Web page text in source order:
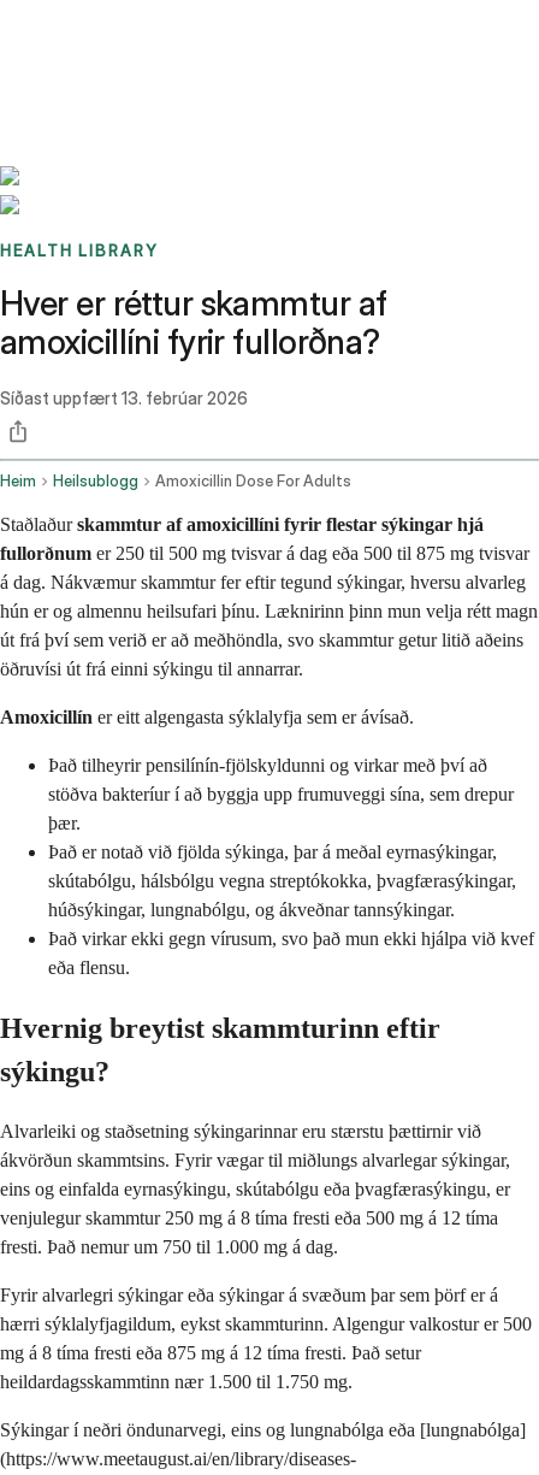
HEALTH LIBRARY
Hver er réttur skammtur af
amoxicillíni fyrir fullorðna?
Síðast uppfært 13. febrúar 2026
Heim Heilsublogg Amoxicillin Dose For Adults
Staðlaðurskammtur af amoxicillíni fyrir flestar sýkingar hjá
fullorðnum er 250 til 500 mg tvisvar á dag eða 500 til 875 mg tvisvar
á dag. Nákvæmur skammtur fer eftir tegund sýkingar, hversu alvarleg
hún er og almennu heilsufari þínu. Læknirinn þinn mun velja rétt magn
út frá því sem verið er að meðhöndla, svo skammtur getur litið aðeins
öðruvísi út frá einni sýkingu til annarrar.
Amoxicillín er eitt algengasta sýklalyfja sem er ávísað.
Það tilheyrir pensilínín-fjölskyldunni og virkar með því að
stöðva bakteríur í að byggja upp frumuveggi sína, sem drepur
þær.
Það er notað við fjölda sýkinga, þar á meðal eyrnasýkingar,
skútabólgu, hálsbólgu vegna streptókokka, þvagfærasýkingar,
húðsýkingar, lungnabólgu, og ákveðnar tannsýkingar.
Það virkar ekki gegn vírusum, svo það mun ekki hjálpa við kvef
eða flensu.
Hvernig breytist skammturinn eftir
sýkingu?
Alvarleiki og staðsetning sýkingarinnar eru stærstu þættirnir við
ákvörðun skammtsins. Fyrir vægar til miðlungs alvarlegar sýkingar,
eins og einfalda eyrnasýkingu, skútabólgu eða þvagfærasýkingu, er
venjulegur skammtur 250 mg á 8 tíma fresti eða 500 mg á 12 tíma
fresti. Það nemur um 750 til 1.000 mg á dag.
Fyrir alvarlegri sýkingar eða sýkingar á svæðum þar sem þörf er á
hærri sýklalyfjagildum, eykst skammturinn. Algengur valkostur er 500
mg á 8 tíma fresti eða 875 mg á 12 tíma fresti. Það setur
heildardagsskammtinn nær 1.500 til 1.750 mg.
Sýkingar í neðri öndunarvegi, eins og lungnabólga eða [lungnabólga]
(https://www.meetaugust.ai/en/library/diseases-